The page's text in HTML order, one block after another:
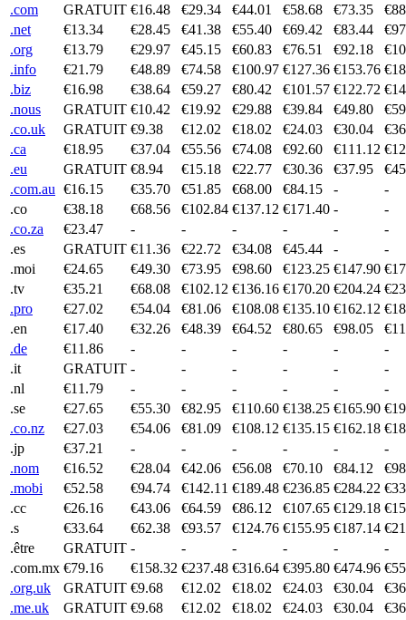
.com
GRATUIT €16.48 €29.34 €44.01 €58.68 €73.35
.net
€13.34 €28.45 €41.38 €55.40 €69.42 €83.44
.org
€13.79 €29.97 €45.15 €60.83 €76.51 €92.18
.info
€21.79 €48.89 €74.58 €100.97 €127.36 €153.76
.biz
€16.98 €38.64 €59.27 €80.42 €101.57 €122.72
.nous
GRATUIT €10.42 €19.92 €29.88 €39.84 €49.80
.co.uk
GRATUIT €9.38 €12.02 €18.02 €24.03 €30.04
.ca
€18.95 €37.04 €55.56 €74.08 €92.60 €111.12
.eu
GRATUIT €8.94 €15.18 €22.77 €30.36 €37.95
.com.au €16.15 €35.70 €51.85 €68.00 €84.15 -
-
.co
€38.18 €68.56 €102.84 €137.12 €171.40 -
-
.co.za
€23.47 - - - - -
-
.es
GRATUIT €11.36 €22.72 €34.08 €45.44 -
-
.moi
€24.65 €49.30 €73.95 €98.60 €123.25 €147.90
.tv
€35.21 €68.08 €102.12 €136.16 €170.20 €204.24
.pro
€27.02 €54.04 €81.06 €108.08 €135.10 €162.12
.en
€17.40 €32.26 €48.39 €64.52 €80.65 €98.05
.de
€11.86 - - - - -
-
.it
GRATUIT - - - - -
-
.nl
€11.79 - - - - -
-
.se
€27.65 €55.30 €82.95 €110.60 €138.25 €165.90
.co.nz
€27.03 €54.06 €81.09 €108.12 €135.15 €162.18
.jp
€37.21 - - - - -
-
.nom
€16.52 €28.04 €42.06 €56.08 €70.10 €84.12
.mobi
€52.58 €94.74 €142.11 €189.48 €236.85 €284.22
.cc
€26.16 €43.06 €64.59 €86.12 €107.65 €129.18
.s
€33.64 €62.38 €93.57 €124.76 €155.95 €187.14
.être
GRATUIT - - - - -
-
.com.mx €79.16 €158.32 €237.48 €316.64 €395.80 €474.96
.org.uk
GRATUIT €9.68 €12.02 €18.02 €24.03 €30.04
.me.uk
GRATUIT €9.68 €12.02 €18.02 €24.03 €30.04